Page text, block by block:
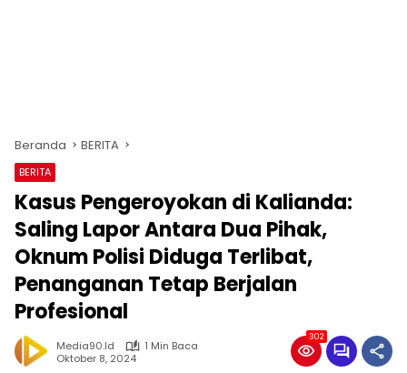
Beranda BERITA
BERITA
Kasus Pengeroyokan di Kalianda:
Saling Lapor Antara Dua Pihak,
Oknum Polisi Diduga Terlibat,
Penanganan Tetap Berjalan
Profesional
Media90.id
1 Min Baca
Oktober 8, 2024
302